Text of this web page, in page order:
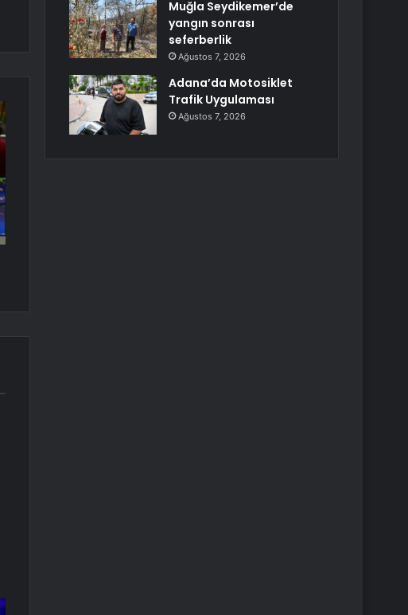
Muğla Seydikemer’de
yangın sonrası
seferberlik
Ağustos 7, 2026
Adana’da Motosiklet
Trafik Uygulaması
Ağustos 7, 2026